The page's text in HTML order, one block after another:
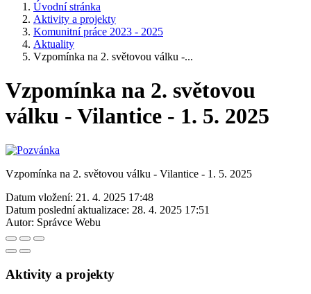
Úvodní stránka
Aktivity a projekty
Komunitní práce 2023 - 2025
Aktuality
Vzpomínka na 2. světovou válku -...
Vzpomínka na 2. světovou
válku - Vilantice - 1. 5. 2025
Vzpomínka na 2. světovou válku - Vilantice - 1. 5. 2025
Datum vložení: 21. 4. 2025 17:48
Datum poslední aktualizace: 28. 4. 2025 17:51
Autor: Správce Webu
Aktivity a projekty